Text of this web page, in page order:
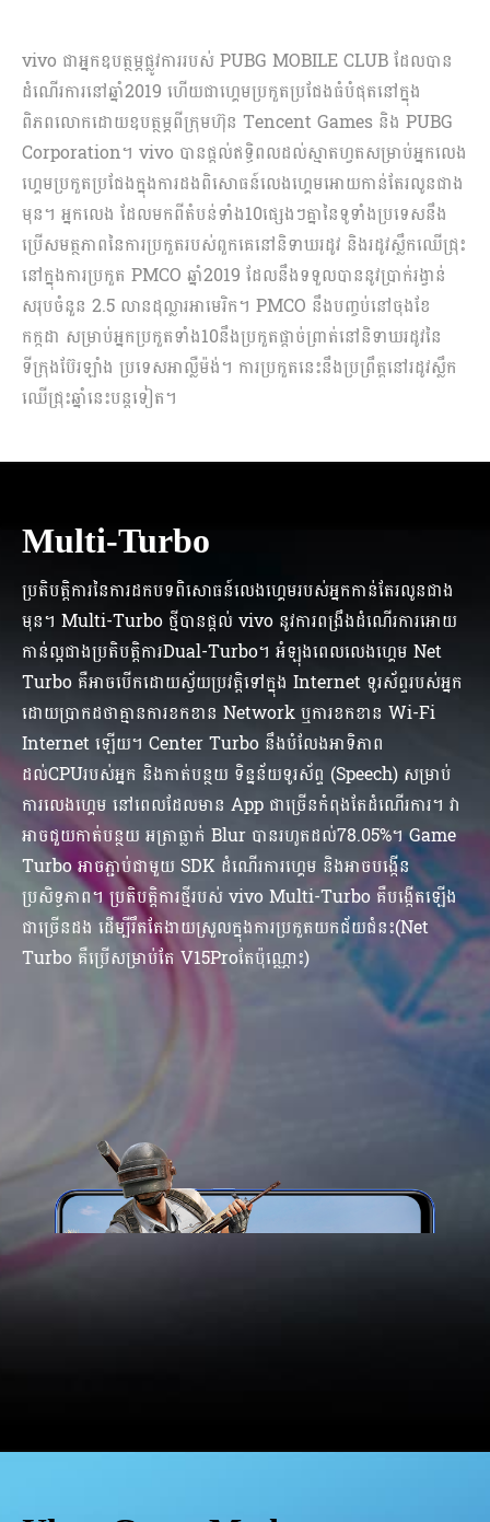
vivo ជាអ្នកឧបត្ថម្ភផ្លូវការរបស់ PUBG MOBILE CLUB ដែលបាន
ដំណើរការនៅឆ្នាំ2019 ហើយជាហ្គេមប្រកួតប្រជែងធំបំផុតនៅក្នុង
ពិភពលោកដោយឧបត្ថម្ភពីក្រុមហ៊ុន Tencent Games និង PUBG
Corporation។ vivo បានផ្ដល់ឥទ្ធិពលដល់ស្មាតហ្វតសម្រាប់អ្នកលេង
ហ្គេមប្រកួតប្រជែងក្នុងការដងពិសោធន៍លេងហ្គេមអោយកាន់តែរលូនជាង
មុន។ អ្នកលេង ដែលមកពីតំបន់ទាំង10ផ្សេងៗគ្នានៃទូទាំងប្រទេសនឹង
ប្រើសមត្ថភាពនៃការប្រកួតរបស់ពួកគេនៅនិទាឃរដូវ និងរដូវស្លឹកឈើជ្រុះ
នៅក្នុងការប្រកួត PMCO ឆ្នាំ2019 ដែលនឹងទទួលបាននូវប្រាក់រង្វាន់
សរុបចំនួន 2.5 លានដុល្លារអាមេរិក។ PMCO នឹងបញ្ចប់នៅចុងខែ
កក្កដា សម្រាប់អ្នកប្រកួតទាំង10នឹងប្រកួតផ្ដាច់ព្រាត់នៅនិទាឃរដូវនៃ
ទីក្រុងប៊ែរឡាំង ប្រទេសអាល្លឺម៉ង់។ ការប្រកួតនេះនឹងប្រព្រឹត្តនៅរដូវស្លឹក
ឈើជ្រុះឆ្នាំនេះបន្ដទៀត។
Multi-Turbo
ប្រតិបត្តិការនៃការដកបទពិសោធន៍លេងហ្គេមរបស់អ្នកកាន់តែរលូនជាង
មុន។ Multi-Turbo ថ្មីបានផ្ដល់ vivo នូវការពង្រឹងដំណើរការអោយ
កាន់ល្អជាងប្រតិបត្តិការDual-Turbo។ អំឡុងពេលលេងហ្គេម Net
Turbo គឺអាចបើកដោយស្វ័យ​ប្រវត្ដិទៅក្នុង Internet ទូរស័ព្ទរបស់អ្នក
ដោយប្រាកដថាគ្មានការខកខាន Network ឬការខកខាន Wi-Fi
Internet ឡើយ។ Center Turbo នឹងបំលែងអាទិភាព
ដល់CPUរបស់អ្នក និងកាត់បន្ថយ ទិន្នន័យទូរស័ព្ទ (Speech) សម្រាប់
ការលេងហ្គេម នៅពេលដែ​លមាន App ជាច្រើនកំពុងតែដំណើរការ។ វា
អាចជួយកាត់បន្ថយ​ អត្រាធ្លាក់ Blur បានរហូតដល់78.05%។ Game
Turbo អាចភ្ជាប់ជាមួយ SDK ដំណើរការហ្គេម និងអាចបង្កើន
ប្រសិទ្ធភាព។ ប្រតិបត្តិការថ្មីរបស់ vivo Multi-Turbo គឺបង្កើតឡើង
ជាច្រើនដង ដើម្បីរឹតតែងាយស្រួលក្នុងការប្រកួតយកជ័យជំនះ(Net
Turbo គឺប្រើសម្រាប់តែ V15Proតែប៉ុណ្ណោះ)